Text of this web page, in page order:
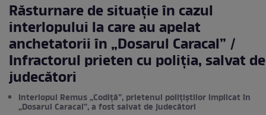
Răsturnare de situație în cazul
interlopului la care au apelat
anchetatorii în „Dosarul Caracal” /
Infractorul prieten cu poliția, salvat de
judecători
Interlopul Remus „Codiță”, prietenul polițiștilor implicat în
„Dosarul Caracal”, a fost salvat de judecători